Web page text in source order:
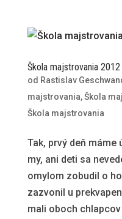
Škola majstrovania
od Rastislav
majstrovania,Škola
Škola majstrovania
Tak, prvý deň máme
my, ani deti sa
omylom zobudil o
zazvonil u
mali oboch